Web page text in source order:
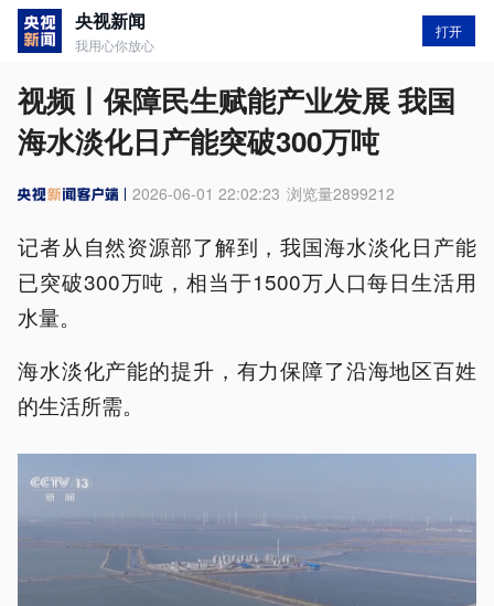
央视新闻
我用心你放心
打开
视频丨保障民生赋能产业发展 我国
海水淡化日产能突破300万吨
2026-06-01 22:02:23 浏览量2899212
记者从自然资源部了解到，我国海水淡化日产能
已突破300万吨，相当于1500万人口每日生活用
水量。
海水淡化产能的提升，有力保障了沿海地区百姓
的生活所需。